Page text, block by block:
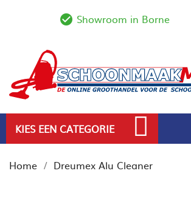
check_circle_outline
Showroom in Borne
KIES EEN CATEGORIE
Home Dreumex Alu Cleaner